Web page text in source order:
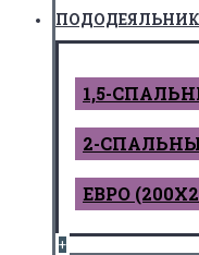
1,5-
2-
ЕВРО
+